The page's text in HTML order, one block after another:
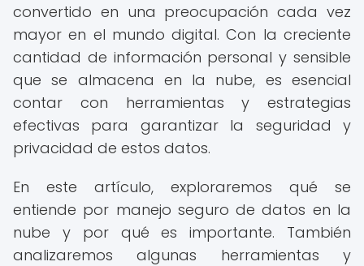
convertido en una preocupación cada vez
mayor en el mundo digital. Con la creciente
cantidad de información personal y sensible
que se almacena en la nube, es esencial
contar con herramientas y estrategias
efectivas para garantizar la seguridad y
privacidad de estos datos.
En este artículo, exploraremos qué se
entiende por manejo seguro de datos en la
nube y por qué es importante. También
analizaremos algunas herramientas y